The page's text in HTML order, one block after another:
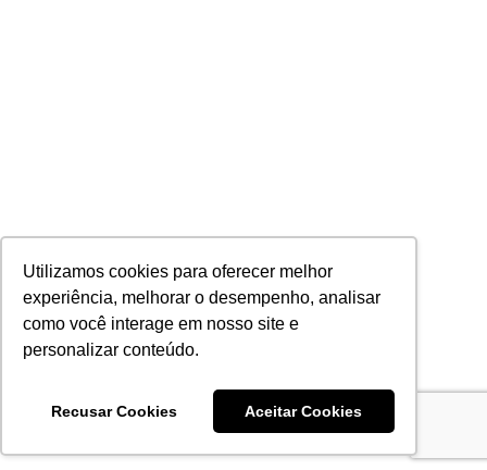
Utilizamos cookies para oferecer melhor
experiência, melhorar o desempenho, analisar
como você interage em nosso site e
personalizar conteúdo.
Recusar Cookies Aceitar Cookies